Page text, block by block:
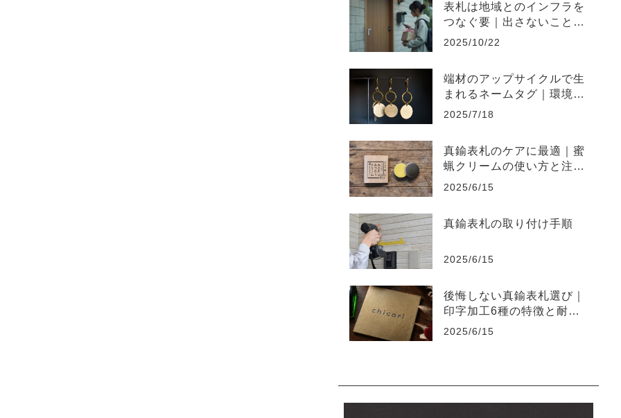
表札は地域とのインフラを
つなぐ要｜出さないことで
起きやすい不便と上手な出
2025/10/22
端材のアップサイクルで生
まれるネームタグ｜環境負
荷を削減するものづくり
2025/7/18
真鍮表札のケアに最適｜蜜
蝋クリームの使い方と注意
点まとめ
2025/6/15
真鍮表札の取り付け手順
2025/6/15
後悔しない真鍮表札選び｜
印字加工6種の特徴と耐久
性の違い
2025/6/15